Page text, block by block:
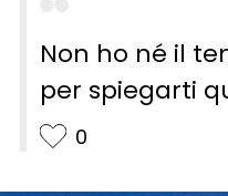
Non ho né il
per spiegarti
0